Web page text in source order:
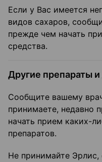
Если у Вас имеется
видов сахаров,
прежде чем начать
средства.
Другие препараты
Сообщите вашему
принимаете, недавно
начать прием каких-
препаратов.
Не принимайте